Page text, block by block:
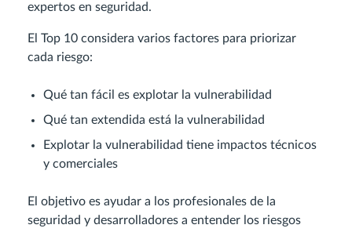
expertos en seguridad.
El Top 10 considera varios factores para priorizar
cada riesgo:
Qué tan fácil es explotar la vulnerabilidad
Qué tan extendida está la vulnerabilidad
Explotar la vulnerabilidad tiene impactos técnicos
y comerciales
El objetivo es ayudar a los profesionales de la
seguridad y desarrolladores a entender los riesgos